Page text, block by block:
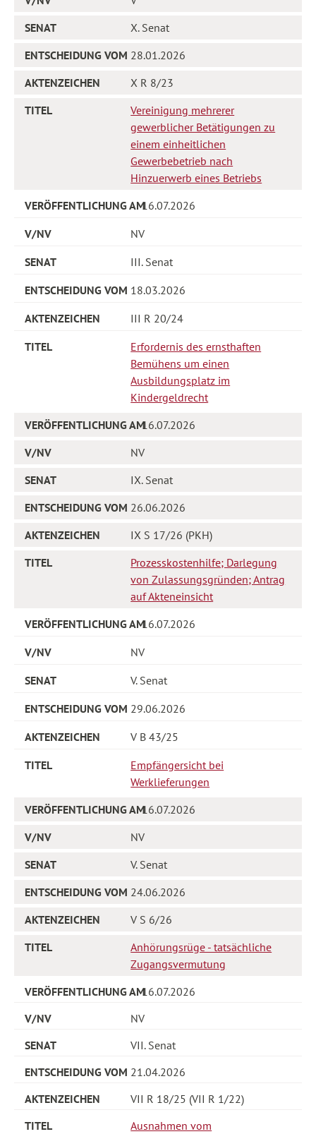
X. Senat
28.01.2026
X R 8/23
Vereinigung mehrerer
gewerblicher Betätigungen zu
einem einheitlichen
Gewerbebetrieb nach
Hinzuerwerb eines Betriebs
16.07.2026
NV
III. Senat
18.03.2026
III R 20/24
Erfordernis des ernsthaften
Bemühens um einen
Ausbildungsplatz im
Kindergeldrecht
16.07.2026
NV
IX. Senat
26.06.2026
IX S 17/26 (PKH)
Prozesskostenhilfe; Darlegung
von Zulassungsgründen; Antrag
auf Akteneinsicht
16.07.2026
NV
V. Senat
29.06.2026
V B 43/25
Empfängersicht bei
Werklieferungen
16.07.2026
NV
V. Senat
24.06.2026
V S 6/26
Anhörungsrüge - tatsächliche
Zugangsvermutung
16.07.2026
NV
VII. Senat
21.04.2026
VII R 18/25 (VII R 1/22)
Ausnahmen vom